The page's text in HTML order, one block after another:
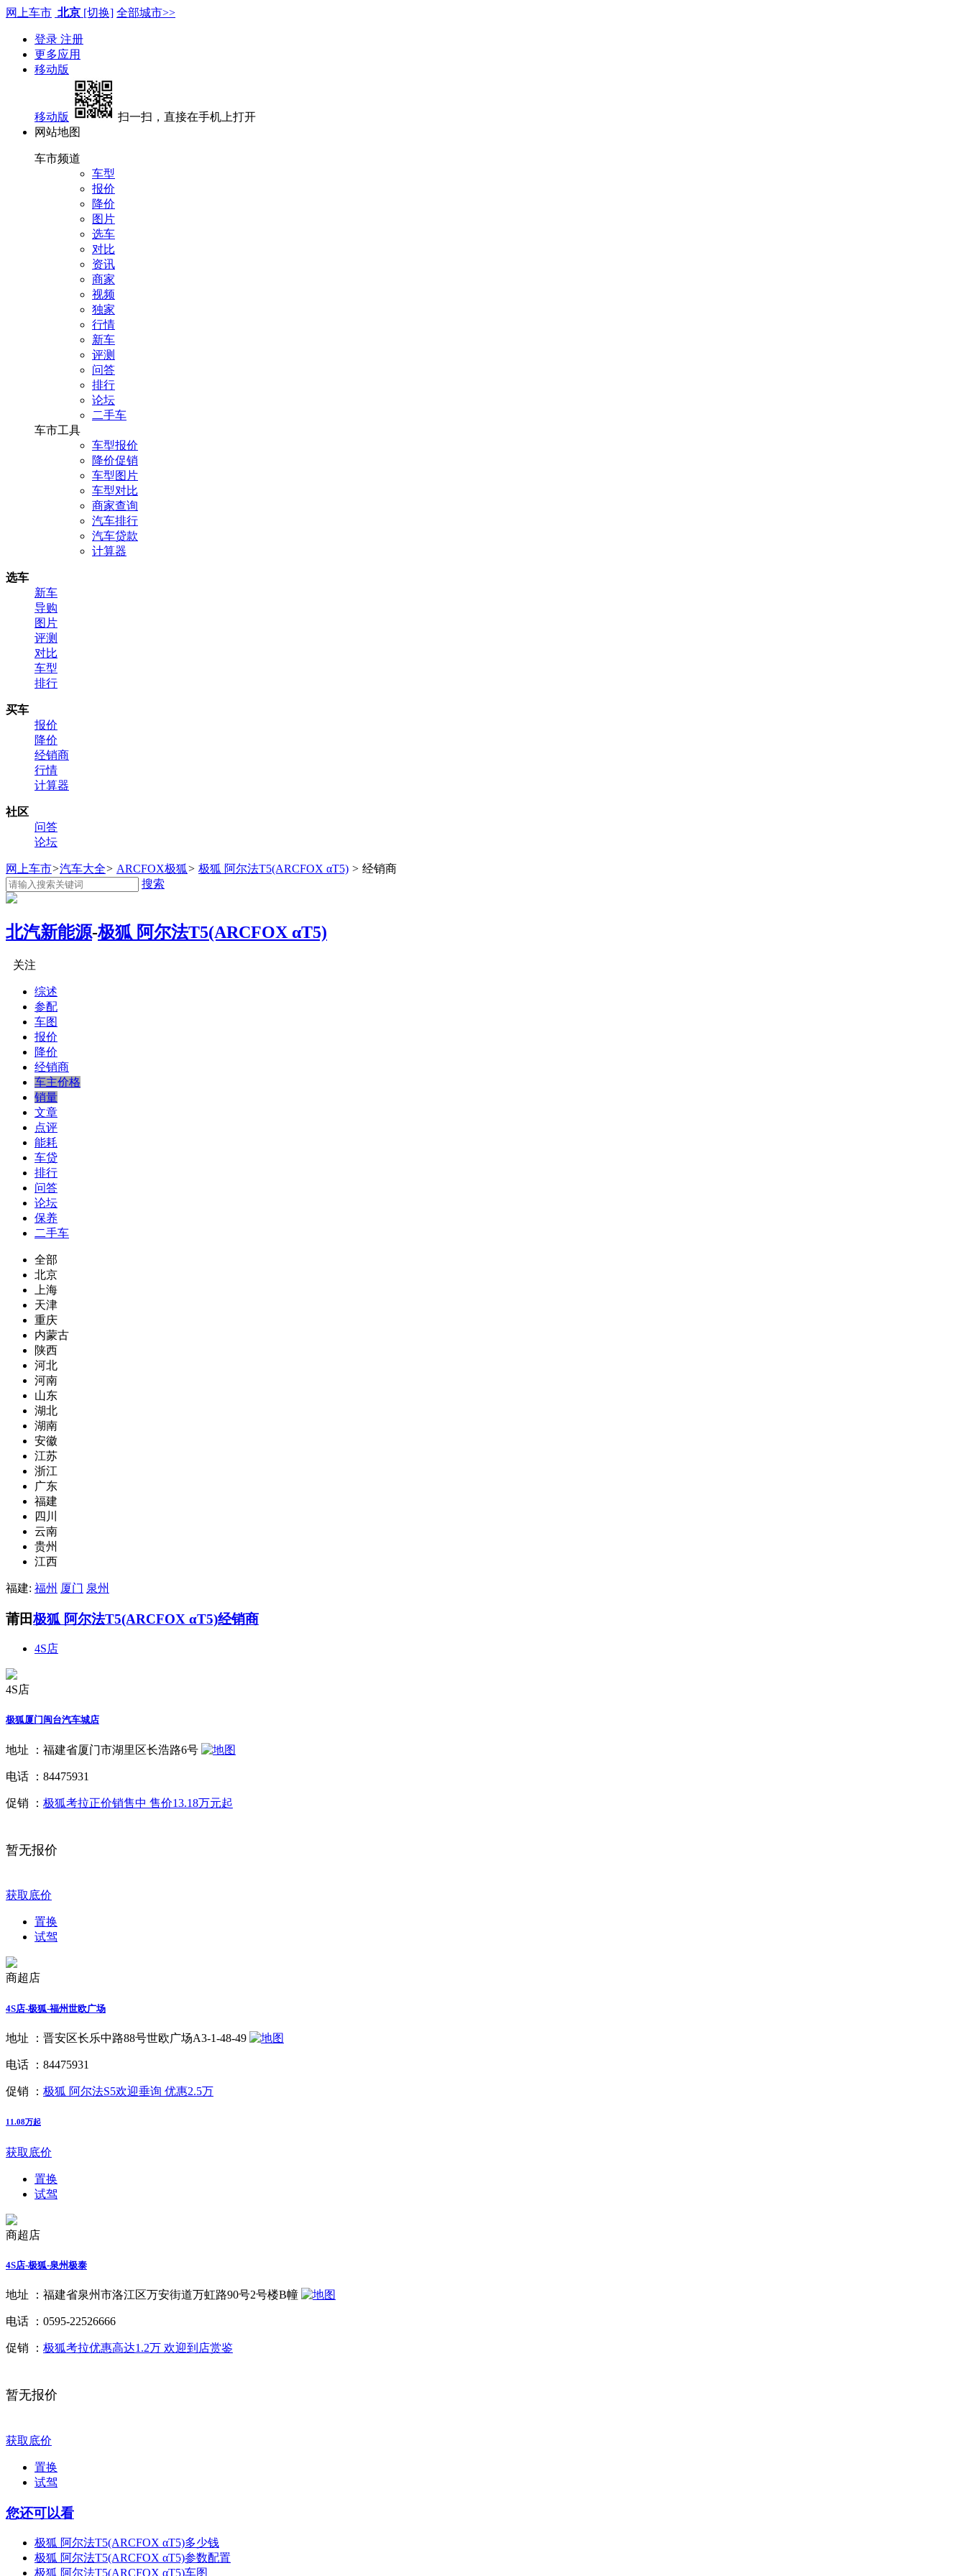
网上车市 北京 [切换] 全部城市>>
登录 注册
更多应用
移动版
移动版
扫一扫，直接在手机上打开
网站地图
车市频道
车型
报价
降价
图片
选车
对比
资讯
商家
视频
独家
行情
新车
评测
问答
排行
论坛
二手车
车市工具
车型报价
降价促销
车型图片
车型对比
商家查询
汽车排行
汽车贷款
计算器
选车
新车
导购
图片
评测
对比
车型
排行
买车
报价
降价
经销商
行情
计算器
社区
问答
论坛
网上车市>汽车大全> ARCFOX极狐> 极狐 阿尔法T5(ARCFOX αT5) > 经销商
搜索
北汽新能源-极狐 阿尔法T5(ARCFOX αT5)
关注
综述
参配
车图
报价
降价
经销商
车主价格
销量
文章
点评
能耗
车贷
排行
问答
论坛
保养
二手车
全部
北京
上海
天津
重庆
内蒙古
陕西
河北
河南
山东
湖北
湖南
安徽
江苏
浙江
广东
福建
四川
云南
贵州
江西
福建: 福州 厦门 泉州
莆田极狐 阿尔法T5(ARCFOX αT5)经销商
4S店
4S店
极狐厦门闽台汽车城店
地址 ： 福建省厦门市湖里区长浩路6号
电话 ： 84475931
促销 ： 极狐考拉正价销售中 售价13.18万元起
暂无报价
获取底价
置换
试驾
商超店
4S店-极狐-福州世欧广场
地址 ： 晋安区长乐中路88号世欧广场A3-1-48-49
电话 ： 84475931
促销 ： 极狐 阿尔法S5欢迎垂询 优惠2.5万
11.08万起
获取底价
置换
试驾
商超店
4S店-极狐-泉州极泰
地址 ： 福建省泉州市洛江区万安街道万虹路90号2号楼B幢
电话 ： 0595-22526666
促销 ： 极狐考拉优惠高达1.2万 欢迎到店赏鉴
暂无报价
获取底价
置换
试驾
您还可以看
极狐 阿尔法T5(ARCFOX αT5)多少钱
极狐 阿尔法T5(ARCFOX αT5)参数配置
极狐 阿尔法T5(ARCFOX αT5)车图